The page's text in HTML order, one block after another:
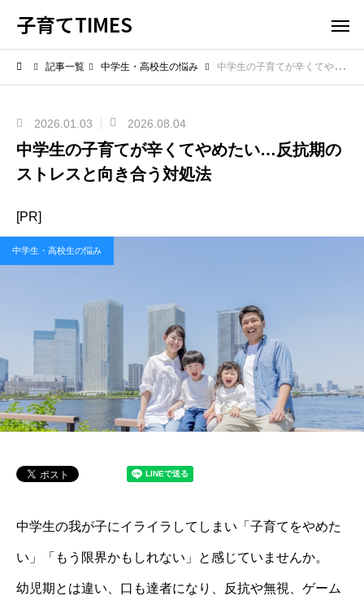
子育てTIMES
記事一覧 中学生・高校生の悩み 中学生の子育てが辛くてやめたい…反抗期のストレスと向き合う対処法
2026.01.03 2026.08.04
中学生の子育てが辛くてやめたい…反抗期の
ストレスと向き合う対処法
[PR]
中学生・高校生の悩み
中学生の我が子にイライラしてしまい「子育てをやめた
い」「もう限界かもしれない」と感じていませんか。
幼児期とは違い、口も達者になり、反抗や無視、ゲーム